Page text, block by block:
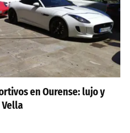
en Ourense: lujo y